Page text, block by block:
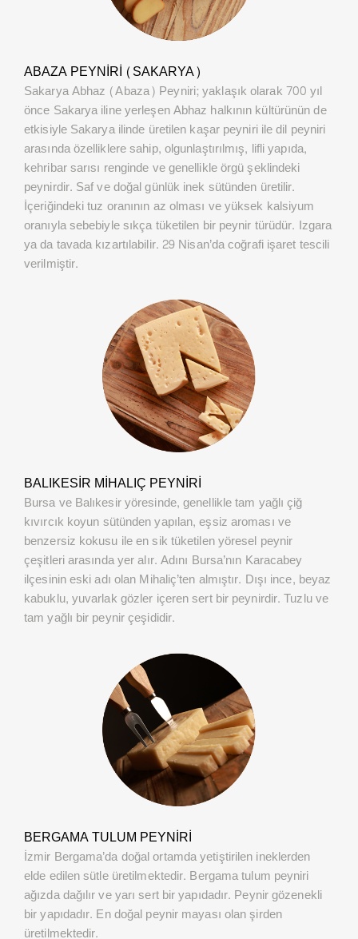
ABAZA PEYNIRI (SAKARYA)
Sakarya Abhaz (Abaza) Peyniri; yaklaşık olarak 700 yıl
önce Sakarya iline yerleşen Abhaz halkının kültürünün de
etkisiyle Sakarya ilinde üretilen kaşar peyniri ile dil peyniri
arasında özelliklere sahip, olgunlaştırılmış, lifli yapıda,
kehribar sarısı renginde ve genellikle örgü şeklindeki
peynirdir. Saf ve doğal günlük inek sütünden üretilir.
İçeriğindeki tuz oranının az olması ve yüksek kalsiyum
oranıyla sebebiyle sıkça tüketilen bir peynir türüdür. Izgara
ya da tavada kızartılabilir. 29 Nisan’da coğrafi işaret tescili
verilmiştir.
BALIKESİR MİHALIÇ PEYNIRI
Bursa ve Balıkesir yöresinde, genellikle tam yağlı çiğ
kıvırcık koyun sütünden yapılan, eşsiz aroması ve
benzersiz kokusu ile en sik tüketilen yöresel peynir
çeşitleri arasında yer alır. Adını Bursa’nın Karacabey
ilçesinin eski adı olan Mihaliç’ten almıştır. Dışı ince, beyaz
kabuklu, yuvarlak gözler içeren sert bir peynirdir. Tuzlu ve
tam yağlı bir peynir çeşididir.
BERGAMA TULUM PEYNIRI
İzmir Bergama’da doğal ortamda yetiştirilen ineklerden
elde edilen sütle üretilmektedir. Bergama tulum peyniri
ağızda dağılır ve yarı sert bir yapıdadır. Peynir gözenekli
bir yapıdadır. En doğal peynir mayası olan şirden
üretilmektedir.